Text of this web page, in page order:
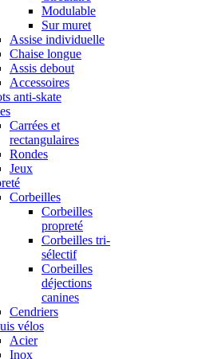
Modulable
Sur muret
Assise individuelle
Chaise longue
Assis debout
Accessoires
anti-skate
Carrées et
rectangulaires
Rondes
Jeux
Corbeilles
Corbeilles
propreté
Corbeilles tri-
sélectif
Corbeilles
déjections
canines
Cendriers
vélos
Acier
Inox